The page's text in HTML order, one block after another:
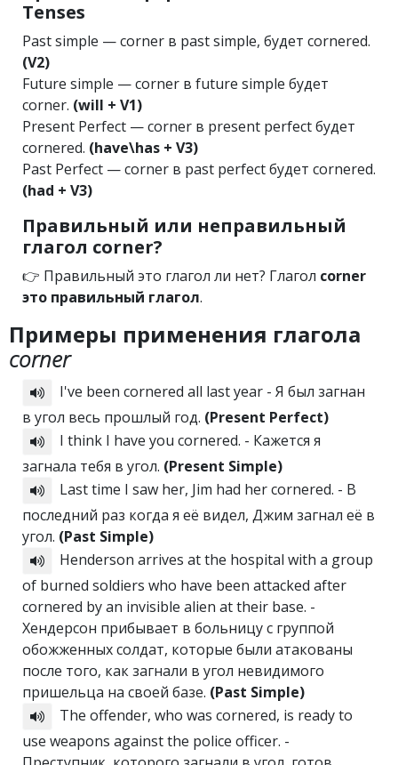
Tenses
Past simple — corner в past simple, будет cornered.
(V2)
Future simple — corner в future simple будет
corner. (will + V1)
Present Perfect — corner в present perfect будет
cornered. (have\has + V3)
Past Perfect — corner в past perfect будет cornered.
(had + V3)
Правильный или неправильный
глагол corner?
👉 Правильный это глагол ли нет? Глагол corner
это правильный глагол.
Примеры применения глагола
corner
I've been cornered all last year - Я был загнан
в угол весь прошлый год. (Present Perfect)
I think I have you cornered. - Кажется я
загнала тебя в угол. (Present Simple)
Last time I saw her, Jim had her cornered. - В
последний раз когда я её видел, Джим загнал её в
угол. (Past Simple)
Henderson arrives at the hospital with a group
of burned soldiers who have been attacked after
cornered by an invisible alien at their base. -
Хендерсон прибывает в больницу с группой
обожженных солдат, которые были атакованы
после того, как загнали в угол невидимого
пришельца на своей базе. (Past Simple)
The offender, who was cornered, is ready to
use weapons against the police officer. -